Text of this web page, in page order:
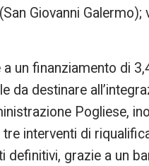
Giovanni Galermo);
a un finanziamento di
da destinare
Pogliese,
interventi di
grazie a un